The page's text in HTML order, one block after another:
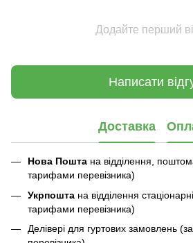
Додайте перший
Написати
Доставка
Нова Пошта на відділення,
тарифами перевізника)
Укрпошта на відділення
тарифами перевізника)
Делівері для гуртових замовлень